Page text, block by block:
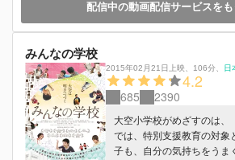
配信中の動画配信サービスを
みんなの学校
2015年02月21日上映 106分 日
4.2
685 2390
大空小学校がめざすのは、
では、特別支援教育の対象
子も、自分の気持ちをうま